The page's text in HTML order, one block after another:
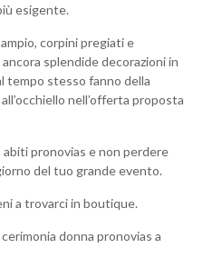
esigente.
corpini pregiati e
splendide decorazioni in
tempo stesso fanno della
nell’offerta proposta
pronovias e non perdere
del tuo grande evento.
a trovarci in boutique.
donna pronovias a